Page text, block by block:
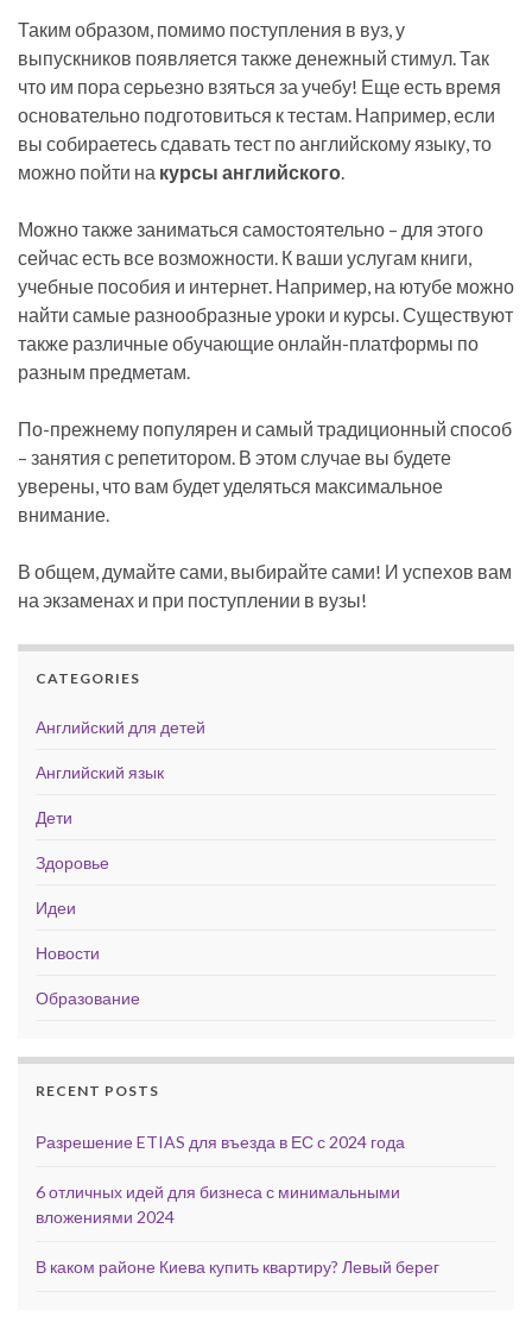
Таким образом, помимо поступления в вуз, у
выпускников появляется также денежный стимул. Так
что им пора серьезно взяться за учебу! Еще есть время
основательно подготовиться к тестам. Например, если
вы собираетесь сдавать тест по английскому языку, то
можно пойти на курсы английского.
Можно также заниматься самостоятельно – для этого
сейчас есть все возможности. К ваши услугам книги,
учебные пособия и интернет. Например, на ютубе можно
найти самые разнообразные уроки и курсы. Существуют
также различные обучающие онлайн-платформы по
разным предметам.
По-прежнему популярен и самый традиционный способ
– занятия с репетитором. В этом случае вы будете
уверены, что вам будет уделяться максимальное
внимание.
В общем, думайте сами, выбирайте сами! И успехов вам
на экзаменах и при поступлении в вузы!
CATEGORIES
Английский для детей
Английский язык
Дети
Здоровье
Идеи
Новости
Образование
RECENT POSTS
Разрешение ETIAS для въезда в ЕС с 2024 года
6 отличных идей для бизнеса с минимальными
вложениями 2024
В каком районе Киева купить квартиру? Левый берег